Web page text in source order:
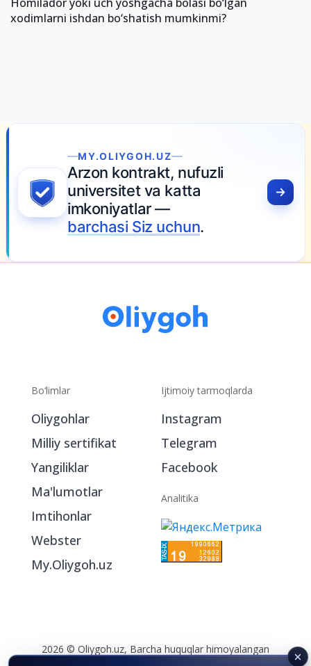
xodimlarni ishdan bo‘shatish mumkinmi?
MY.OLIYGOH.UZ
Arzon kontrakt, nufuzli
universitet va katta
imkoniyatlar —
barchasi Siz uchun.
Bo‘limlar
Oliygohlar
Milliy sertifikat
Yangiliklar
Ma'lumotlar
Imtihonlar
Webster
My.Oliygoh.uz
Ijtimoiy tarmoqlarda
Instagram
Telegram
Facebook
Analitika
2026 © Oliygoh.uz, Barcha huquqlar himoyalangan